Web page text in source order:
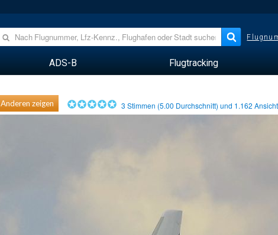
ADS-B Flugtracking
Anderen zeigen 3 Stimmen (5.00 Durchschnitt) und 1.162